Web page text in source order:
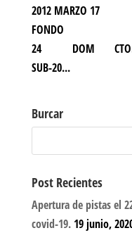
2012 MARZO 17
FONDO
24 DOM CTO.
SUB-20...
Burcar
Post Recientes
Apertura de pistas el
covid-19. 19 junio,